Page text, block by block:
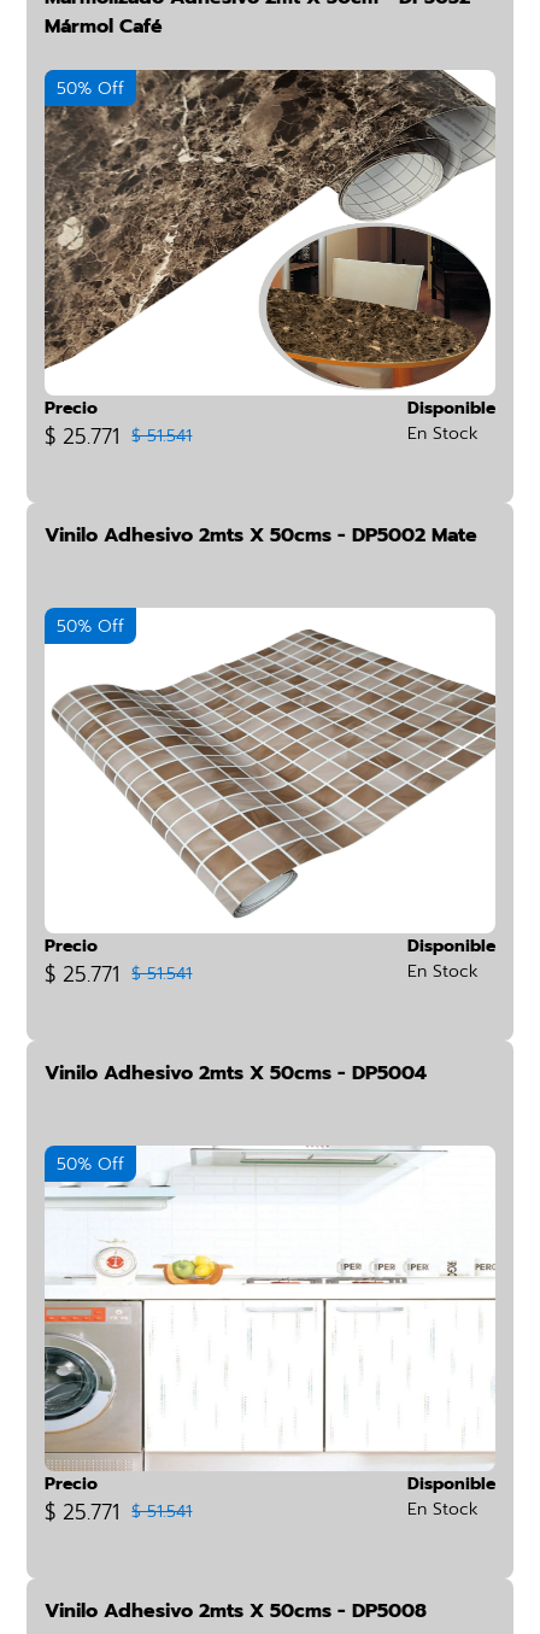
Mármol Café
50% Off
Precio
$ 25.771 $ 51.541
Disponible
En Stock
Vinilo Adhesivo 2mts X 50cms - DP5002 Mate
50% Off
Precio
$ 25.771 $ 51.541
Disponible
En Stock
Vinilo Adhesivo 2mts X 50cms - DP5004
50% Off
Precio
$ 25.771 $ 51.541
Disponible
En Stock
Vinilo Adhesivo 2mts X 50cms - DP5008